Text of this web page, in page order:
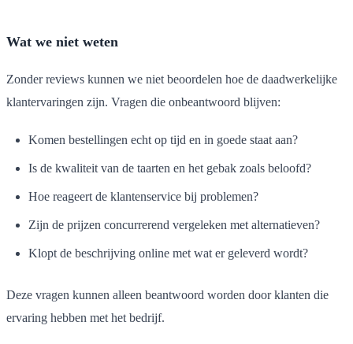
Wat we niet weten
Zonder reviews kunnen we niet beoordelen hoe de daadwerkelijke
klantervaringen zijn. Vragen die onbeantwoord blijven:
Komen bestellingen echt op tijd en in goede staat aan?
Is de kwaliteit van de taarten en het gebak zoals beloofd?
Hoe reageert de klantenservice bij problemen?
Zijn de prijzen concurrerend vergeleken met alternatieven?
Klopt de beschrijving online met wat er geleverd wordt?
Deze vragen kunnen alleen beantwoord worden door klanten die
ervaring hebben met het bedrijf.